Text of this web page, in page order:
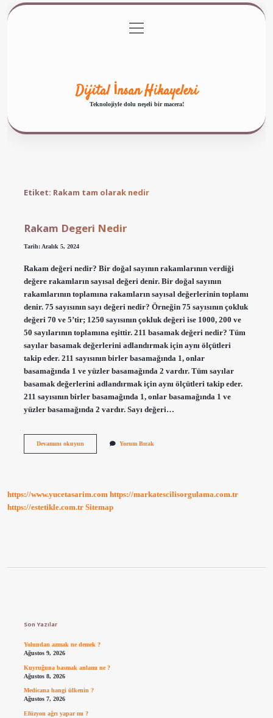
Gizlilik Politikası
menüyü
aç
Dijital İnsan Hikayeleri
Teknolojiyle dolu neşeli bir macera!
Etiket: Rakam tam olarak nedir
Rakam Degeri Nedir
Tarih: Aralık 5, 2024
Rakam değeri nedir? Bir doğal sayının rakamlarının verdiği
değere rakamların sayısal değeri denir. Bir doğal sayının
rakamlarının toplamına rakamların sayısal değerlerinin toplamı
denir. 75 sayısının sayı değeri nedir? Örneğin 75 sayısının çokluk
değeri 70 ve 5’tir; 1250 sayısının çokluk değeri ise 1000, 200 ve
50 sayılarının toplamına eşittir. 211 basamak değeri nedir? Tüm
sayılar basamak değerlerini adlandırmak için aynı ölçütleri
takip eder. 211 sayısının birler basamağında 1, onlar
basamağında 1 ve yüzler basamağında 2 vardır. Tüm sayılar
basamak değerlerini adlandırmak için aynı ölçütleri takip eder.
211 sayısının birler basamağında 1, onlar basamağında 1 ve
yüzler basamağında 2 vardır. Sayı değeri…
Devamını okuyunRakam
Yorum Bırak
https://www.yucetasarim.com https://markatescilisorgulama.com.tr
https://estetikle.com.tr Sitemap
Son Yazılar
Yolundan azmak ne demek ?
Ağustos 9, 2026
Kuyruğuna basmak anlamı ne ?
Ağustos 8, 2026
Medicana hangi ülkenin ?
Ağustos 7, 2026
Efüzyon ağrı yapar mı ?